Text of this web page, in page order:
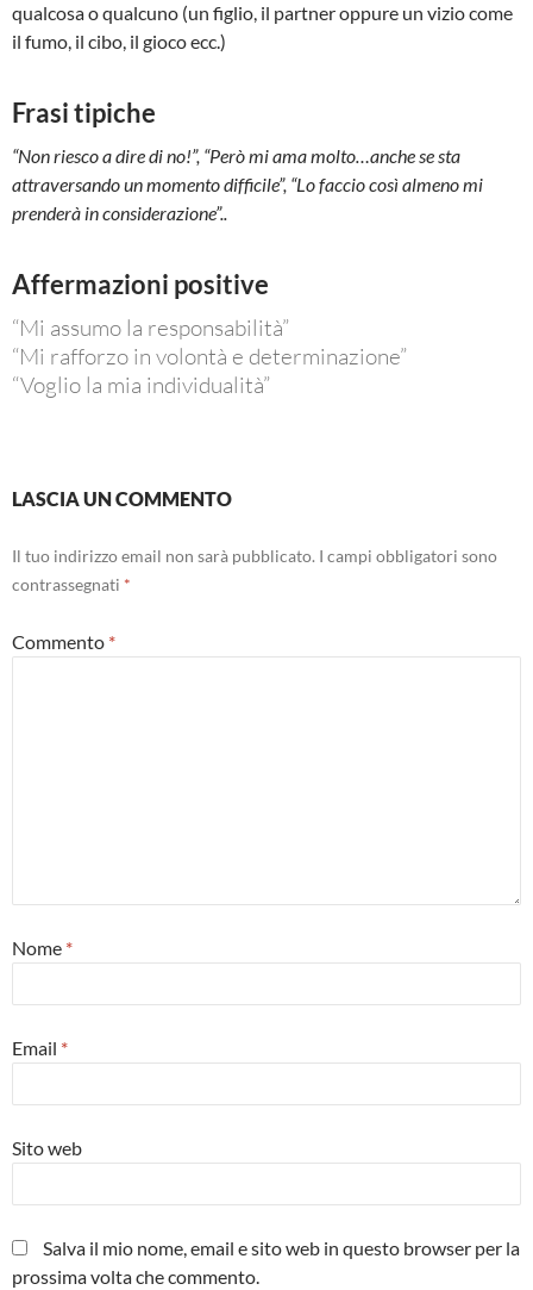
qualcosa o qualcuno (un figlio, il partner oppure un vizio come
il fumo, il cibo, il gioco ecc.)
Frasi tipiche
“Non riesco a dire di no!”, “Però mi ama molto…anche se sta
attraversando un momento difficile”, “Lo faccio così almeno mi
prenderà in considerazione”..
Affermazioni positive
“Mi assumo la responsabilità”
“Mi rafforzo in volontà e determinazione”
“Voglio la mia individualità”
LASCIA UN COMMENTO
Il tuo indirizzo email non sarà pubblicato. I campi obbligatori sono
contrassegnati *
Commento *
Nome *
Email *
Sito web
Salva il mio nome, email e sito web in questo browser per la
prossima volta che commento.